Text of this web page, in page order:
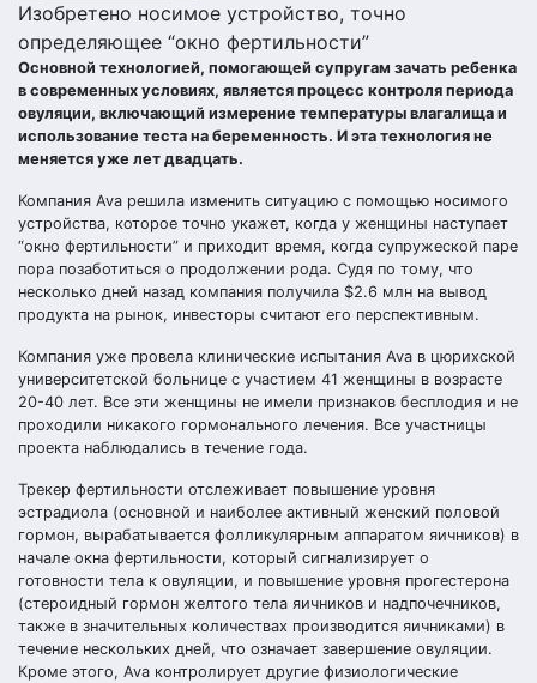
Изобретено носимое устройство, точно
определяющее “окно фертильности”
Основной технологией, помогающей супругам зачать ребенка
в современных условиях, является процесс контроля периода
овуляции, включающий измерение температуры влагалища и
использование теста на беременность. И эта технология не
меняется уже лет двадцать.
Компания Ava решила изменить ситуацию с помощью носимого
устройства, которое точно укажет, когда у женщины наступает
“окно фертильности” и приходит время, когда супружеской паре
пора позаботиться о продолжении рода. Судя по тому, что
несколько дней назад компания получила $2.6 млн на вывод
продукта на рынок, инвесторы считают его перспективным.
Компания уже провела клинические испытания Ava в цюрихской
университетской больнице с участием 41 женщины в возрасте
20-40 лет. Все эти женщины не имели признаков бесплодия и не
проходили никакого гормонального лечения. Все участницы
проекта наблюдались в течение года.
Трекер фертильности отслеживает повышение уровня
эстрадиола (основной и наиболее активный женский половой
гормон, вырабатывается фолликулярным аппаратом яичников) в
начале окна фертильности, который сигнализирует о
готовности тела к овуляции, и повышение уровня прогестерона
(стероидный гормон желтого тела яичников и надпочечников,
также в значительных количествах производится яичниками) в
течение нескольких дней, что означает завершение овуляции.
Кроме этого, Ava контролирует другие физиологические